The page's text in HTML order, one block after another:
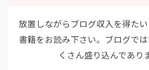
放置しながらブログ収入を得た
書籍をお読み下さい。ブログで
くさん盛り込んであり